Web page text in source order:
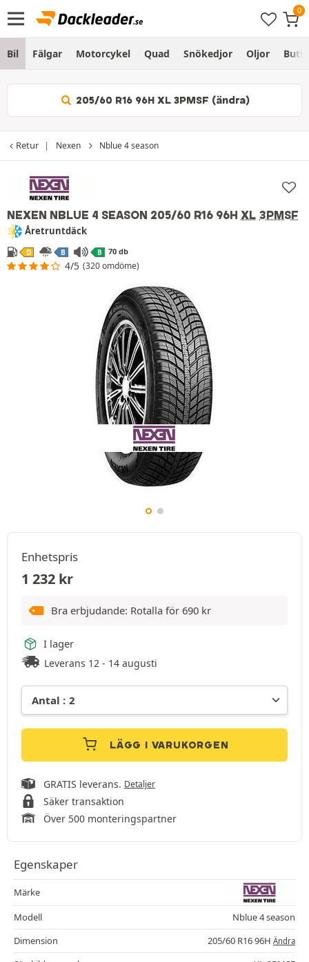
Bil Fälgar Motorcykel Quad Snökedjor Oljor Butik
205/60 R16 96H XL 3PMSF (ändra)
Retur Nexen Nblue 4 season
NEXEN NBLUE 4 SEASON 205/60 R16 96H XL 3PMSF
Åretruntdäck
D B B 70 db
4/5 (320 omdöme)
Enhetspris
1 232 kr
Bra erbjudande: Rotalla för 690 kr
I lager
Leverans 12 - 14 augusti
LÄGG I VARUKORGEN
GRATIS leverans. Detaljer
Säker transaktion
Över 500 monteringspartner
Egenskaper
Märke
Modell
Nblue 4 season
Dimension
205/60 R16 96H Ändra